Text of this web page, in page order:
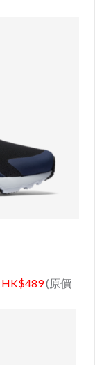
HK$489(原價